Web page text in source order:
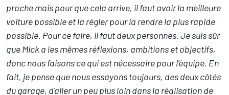
proche mais pour que cela arrive, il faut avoir la meilleure
voiture possible et la régler pour la rendre la plus rapide
possible. Pour ce faire, il faut deux personnes. Je suis sûr
que Mick a les mêmes réflexions, ambitions et objectifs,
donc nous faisons ce qui est nécessaire pour l'équipe. En
fait, je pense que nous essayons toujours, des deux côtés
du garage, d'aller un peu plus loin dans la réalisation de